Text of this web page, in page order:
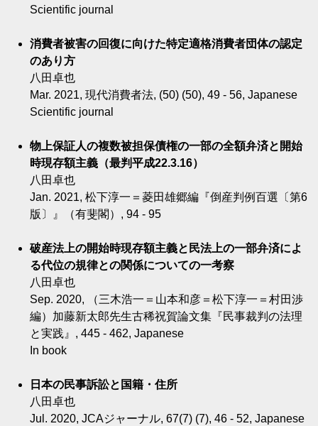
Scientific journal
消費者被害の回復に向けた特定適格消費者団体の認定
のあり方
八田卓也
Mar. 2021, 現代消費者法, (50) (50), 49 - 56, Japanese
Scientific journal
物上保証人の複数被担保債権の一部の全額弁済と開始
時現存額主義（最判平成22.3.16）
八田卓也
Jan. 2021, 松下淳一＝菱田雄郷編『倒産判例百選〔第6
版〕』（有斐閣）, 94 - 95
破産法上の開始時現存額主義と民法上の一部弁済によ
る代位の規律との関係についての一考察
八田卓也
Sep. 2020, （三木浩一＝山本和彦＝松下淳一＝村田渉
編）加藤新太郎先生古稀祝賀論文集『民事裁判の法理
と実践』, 445 - 462, Japanese
In book
日本の民事訴訟と国籍・住所
八田卓也
Jul. 2020, JCAジャーナル, 67(7) (7), 46 - 52, Japanese